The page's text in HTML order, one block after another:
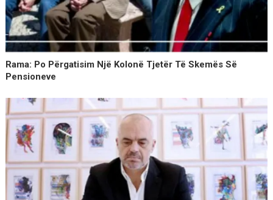
Rama: Po Përgatisim Një Kolonë Tjetër Të Skemës Së
Pensioneve